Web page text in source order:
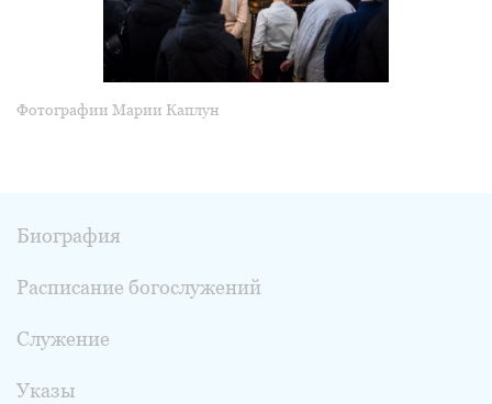
Фотографии Марии Каплун
Биография
Расписание богослужений
Служение
Указы